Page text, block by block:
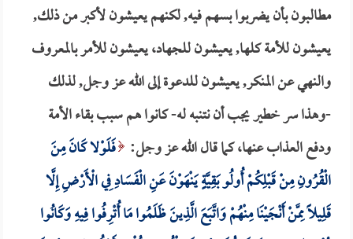
مطالبون بأن يضربوا بسهم فيه, لكنهم يعيشون لأكبر من ذلك,
يعيشون للأمة كلها, يعيشون للجهاد، يعيشون للأمر بالمعروف
والنهي عن المنكر, يعيشون للدعوة إلى الله عز وجل, لذلك
-وهذا سر خطير يجب أن نتنبه له- كانوا هم سبب بقاء الأمة
ودفع العذاب عنها، كما قال الله عز وجل: فَلَوْلا كَانَ مِنَ
الْقُرُونِ مِنْ قَبْلِكُمْ أُولُو بَقِيَّةٍ يَنْهَوْنَ عَنِ الْفَسَادِ فِي الْأَرْضِ إِلَّا
قَلِيلاً مِمَّنْ أَنْجَيْنَا مِنْهُمْ وَاتَّبَعَ الَّذِينَ ظَلَمُوا مَا أُتْرِفُوا فِيهِ وَكَانُوا